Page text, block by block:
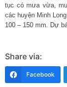
tục có mưa vừa,
các huyện Minh
100 – 150 mm. Dự
Share via:
Facebook